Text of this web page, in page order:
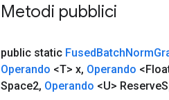
Metodi pubblici
public static FusedBatchNorm
Operando <T> x, Operando
Space2, Operando <U> Reserve